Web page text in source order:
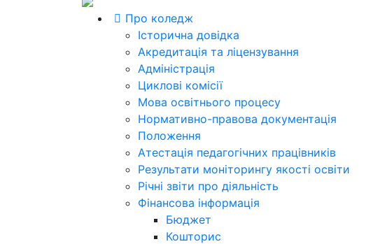
Про коледж
Історична довідка
Акредитація та ліцензування
Адміністрація
Циклові комісії
Мова освітнього процесу
Нормативно-правова документація
Положення
Атестація педагогічних працівників
Результати моніторингу якості освіти
Річні звіти про діяльність
Фінансова інформація
Бюджет
Кошторис